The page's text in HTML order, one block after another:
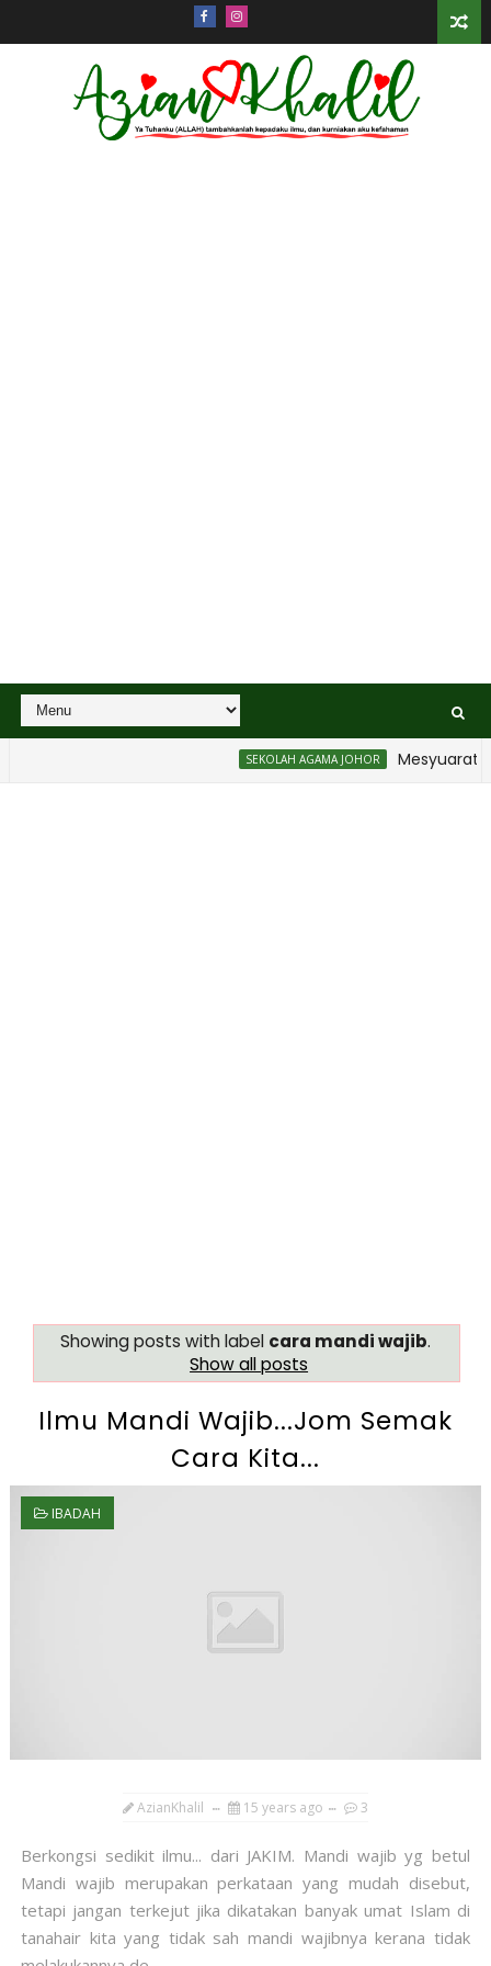
SEKOLAH AGAMA JOHOR Mesyuarat
Showing posts with label cara mandi wajib.
Show all posts
Ilmu Mandi Wajib...Jom Semak
Cara Kita...
IBADAH
AzianKhalil 15 years ago 3
Berkongsi sedikit ilmu... dari JAKIM. Mandi wajib yg betul
Mandi wajib merupakan perkataan yang mudah disebut,
tetapi jangan terkejut jika dikatakan banyak umat Islam di
tanahair kita yang tidak sah mandi wajibnya kerana tidak